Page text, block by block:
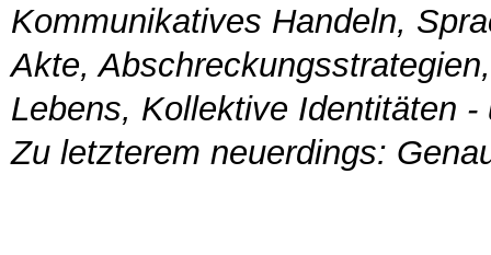
Kommunikatives Handeln,
Akte,
Lebens, Kollektive Identitäten
Zu letzterem neuerdings: